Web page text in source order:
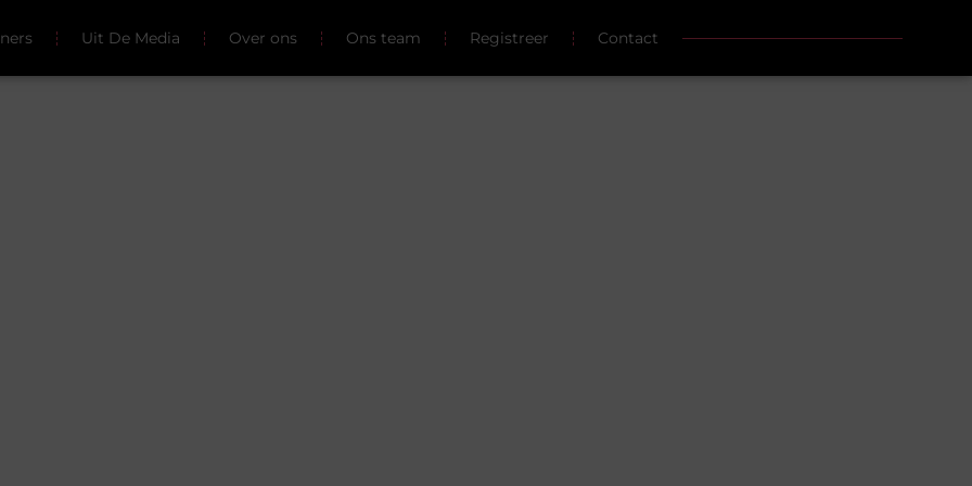
Uit De Media Over ons Ons team Registreer Contact